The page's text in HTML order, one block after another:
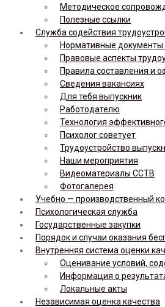
Методическое
Полезные ссылки
Служба содействия
Нормативные
Правовые аспекты
Правила составления и
Сведения вакансиях
Для тебя выпускник
Работодателю
Технология
Психолог советует
Трудоустройство
Наши мероприятия
Видеоматериалы ССТВ
Фотогалерея
Учебно — производственный
Психологическая служба
Государственные закупки
Порядок и случаи оказания
Внутренняя система оценки
Оценивание условий,
Информация о
Локальные акты
Независимая оценка качества